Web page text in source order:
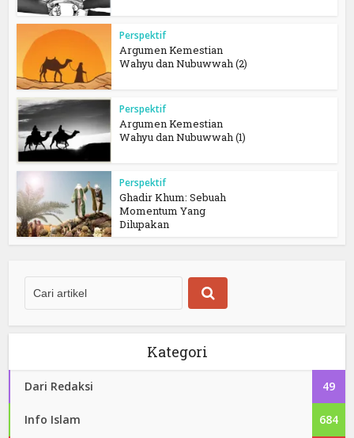
Perspektif
Argumen Kemestian
Wahyu dan Nubuwwah (2)
Perspektif
Argumen Kemestian
Wahyu dan Nubuwwah (1)
Perspektif
Ghadir Khum: Sebuah
Momentum Yang
Dilupakan
Kategori
Dari Redaksi 49
Info Islam 684